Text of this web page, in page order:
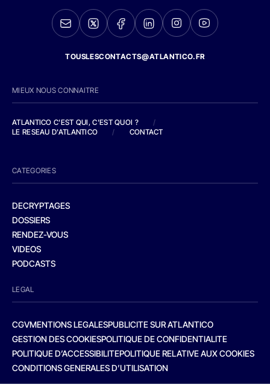
TOUSLESCONTACTS@ATLANTICO.FR
MIEUX NOUS CONNAITRE
ATLANTICO C'EST QUI, C'EST QUOI ?
/
LE RESEAU D'ATLANTICO
/ CONTACT
CATEGORIES
DECRYPTAGES
DOSSIERS
RENDEZ-VOUS
VIDEOS
PODCASTS
LEGAL
CGVMENTIONS LEGALESPUBLICITE SUR ATLANTICO
GESTION DES COOKIESPOLITIQUE DE CONFIDENTIALITE
POLITIQUE D’ACCESSIBILITEPOLITIQUE RELATIVE AUX COOKIES
CONDITIONS GENERALES D’UTILISATION